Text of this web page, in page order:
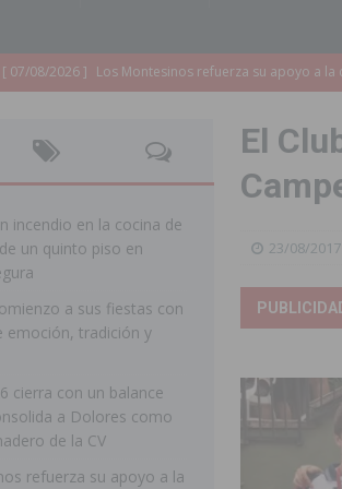
[ 07/08/2026 ] Orihuela cumple los objetivos de
[ 07/08/2026 ]
Orihuela organiza un concierto
Golf & Country Club
ORIHUELA
[ 07/08/2026 ] El Ayuntamiento de Almoradí mejora
ALMORADÍ
[ 07/08/2026 ] La Policía Nacional desarticula un
Torrevieja impulsa el empleo con la
TORREVIEJA
[ 07/08/2026 ]
Raiguero de Bonanza alerta del
El
23/08/2017
incendio en la cocina de
un quinto piso en
a sus fiestas con
emoción, tradición y
cierra con un balance
a Dolores como
de la CV
refuerza su apoyo a la